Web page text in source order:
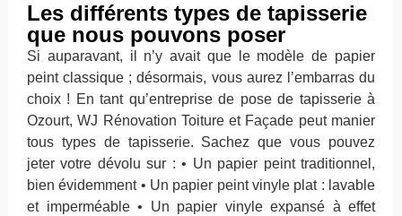
Les différents types de tapisserie
que nous pouvons poser
Si auparavant, il n’y avait que le modèle de papier
peint classique ; désormais, vous aurez l’embarras du
choix ! En tant qu’entreprise de pose de tapisserie à
Ozourt, WJ Rénovation Toiture et Façade peut manier
tous types de tapisserie. Sachez que vous pouvez
jeter votre dévolu sur : • Un papier peint traditionnel,
bien évidemment • Un papier peint vinyle plat : lavable
et imperméable • Un papier vinyle expansé à effet